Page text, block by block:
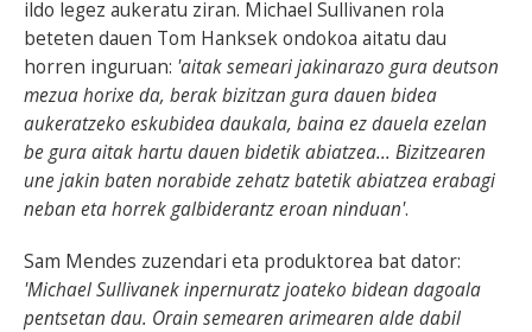
ildo legez aukeratu ziran. Michael Sullivanen rola
beteten dauen Tom Hanksek ondokoa aitatu dau
horren inguruan: 'aitak semeari jakinarazo gura deutson
mezua horixe da, berak bizitzan gura dauen bidea
aukeratzeko eskubidea daukala, baina ez dauela ezelan
be gura aitak hartu dauen bidetik abiatzea... Bizitzearen
une jakin baten norabide zehatz batetik abiatzea erabagi
neban eta horrek galbiderantz eroan ninduan'.
Sam Mendes zuzendari eta produktorea bat dator:
'Michael Sullivanek inpernuratz joateko bidean dagoala
pentsetan dau. Orain semearen arimearen alde dabil